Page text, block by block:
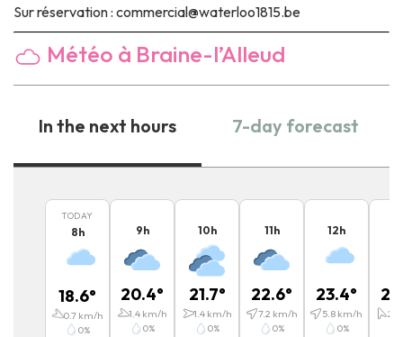
Sur réservation : commercial@waterloo1815.be
Météo à Braine-l’Alleud
In the next hours 7-day forecast
TODAY
8h
18.6°
0.7 km/h
0%
9h
20.4°
1.4 km/h
0%
10h
21.7°
1.4 km/h
0%
11h
22.6°
7.2 km/h
0%
12h
23.4°
5.8 km/h
0%
2.9